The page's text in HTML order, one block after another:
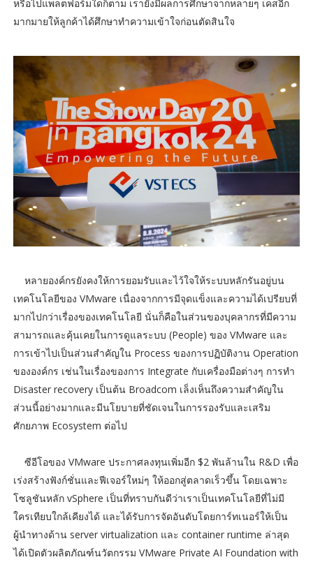
หรือไปแพลตฟอร์มใดก็ตาม เรายังมีผลการศึกษาจากหลายๆ เคสอีก
มากมายให้ลูกค้าได้ศึกษาทำความเข้าใจก่อนตัดสินใจ
หลายองค์กรยังคงให้การยอมรับและไว้ใจให้ระบบหลักรันอยู่บน
เทคโนโลยีของ VMware เนื่องจากการมีจุดแข็งและความได้เปรียบที่
มากไปกว่าเรื่องของเทคโนโลยี นั่นก็คือในส่วนของบุคลากรที่มีความ
สามารถและคุ้นเคยในการดูแลระบบ (People) ของ VMware และ
การเข้าไปเป็นส่วนสำคัญใน Process ของการปฏิบัติงาน Operation
ขององค์กร เช่นในเรื่องของการ Integrate กับเครื่องมือต่างๆ การทำ
Disaster recovery เป็นต้น Broadcom เล็งเห็นถึงความสำคัญใน
ส่วนนี้อย่างมากและมีนโยบายที่ชัดเจนในการรองรับและเสริม
ศักยภาพ Ecosystem ต่อไป
ซีอีโอของ VMware ประกาศลงทุนเพิ่มอีก $2 พันล้านใน R&D เพื่อ
เร่งสร้างฟังก์ชั่นและฟีเจอร์ใหม่ๆ ให้ออกสู่ตลาดเร็วขึ้น โดยเฉพาะ
โซลูชันหลัก vSphere เป็นที่ทราบกันดีว่าเราเป็นเทคโนโลยีที่ไม่มี
ใครเทียบใกล้เคียงได้ และได้รับการจัดอันดับโดยการ์ทเนอร์ให้เป็น
ผู้นำทางด้าน server virtualization และ container runtime ล่าสุด
ได้เปิดตัวผลิตภัณฑ์นวัตกรรม VMware Private AI Foundation with